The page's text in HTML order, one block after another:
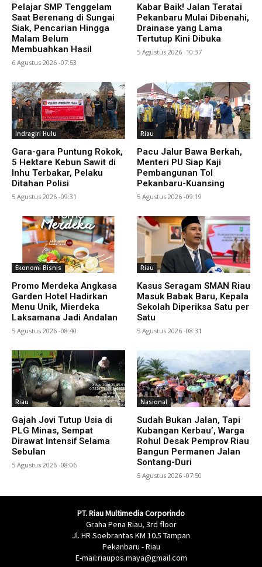
Pelajar SMP Tenggelam
Saat Berenang di Sungai
Siak, Pencarian Hingga
Malam Belum
Membuahkan Hasil
6 Agustus 2026 -07:53
Kabar Baik! Jalan Teratai
Pekanbaru Mulai Dibenahi,
Drainase yang Lama
Tertutup Kini Dibuka
5 Agustus 2026 -10:37
Indragiri Hulu
Gara-gara Puntung Rokok,
5 Hektare Kebun Sawit di
Inhu Terbakar, Pelaku
Ditahan Polisi
5 Agustus 2026 -09:31
Riau
Pacu Jalur Bawa Berkah,
Menteri PU Siap Kaji
Pembangunan Tol
Pekanbaru-Kuansing
5 Agustus 2026 -09:19
Ekonomi Bisnis
Promo Merdeka Angkasa
Garden Hotel Hadirkan
Menu Unik, Mierdeka
Laksamana Jadi Andalan
5 Agustus 2026 -08:40
Riau
Kasus Seragam SMAN Riau
Masuk Babak Baru, Kepala
Sekolah Diperiksa Satu per
Satu
5 Agustus 2026 -08:31
Riau
Gajah Jovi Tutup Usia di
PLG Minas, Sempat
Dirawat Intensif Selama
Sebulan
5 Agustus 2026 -08:06
Nasional
Sudah Bukan Jalan, Tapi
Kubangan Kerbau’, Warga
Rohul Desak Pemprov Riau
Bangun Permanen Jalan
Sontang-Duri
5 Agustus 2026 -07:50
PT. Riau Multimedia Corporindo
Graha Pena Riau, 3rd floor
Jl. HR Soebrantas KM 10.5 Tampan
Pekanbaru - Riau
E-mail:riaupos.maya@gmail.com